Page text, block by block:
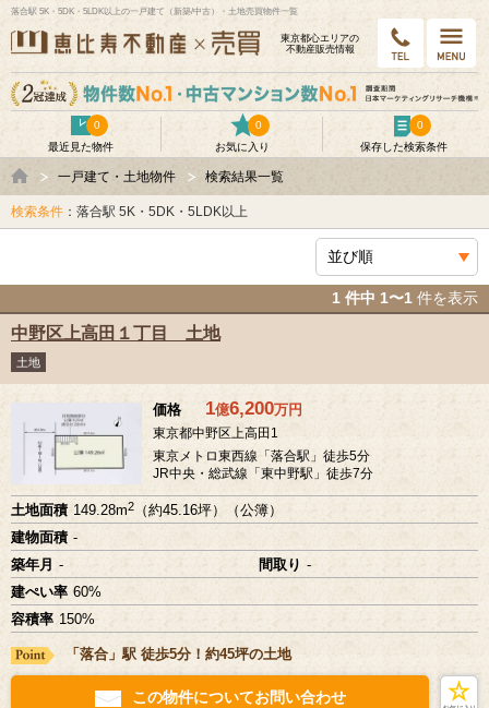
落合駅 5K・5DK・5LDK以上の一戸建て（新築/中古）・土地売買物件一覧
東京都⼼エリアの
不動産販売情報
最近見た物件
0
お気に入り
0
保存した検索条件
0
一戸建て・土地物件 検索結果一覧
検索条件 ：落合駅 5K・5DK・5LDK以上
1 件中 1〜1 件を表示
中野区上高田１丁目 土地
土地
価格 1億6,200万円
東京都中野区上高田1
東京メトロ東西線「落合駅」徒歩5分
JR中央・総武線「東中野駅」徒歩7分
土地面積 149.28m2
（約45.16坪）（公簿）
建物面積 -
築年月 - 間取り -
建ぺい率 60%
容積率 150%
「落合」駅 徒歩5分！約45坪の土地
この物件についてお問い合わせ